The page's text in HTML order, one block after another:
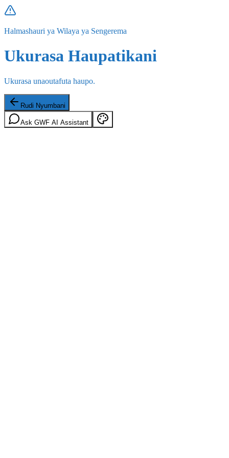
Halmashauri ya Wilaya ya Sengerema
Ukurasa Haupatikani
Ukurasa unaoutafuta haupo.
Rudi Nyumbani
Ask GWF AI Assistant